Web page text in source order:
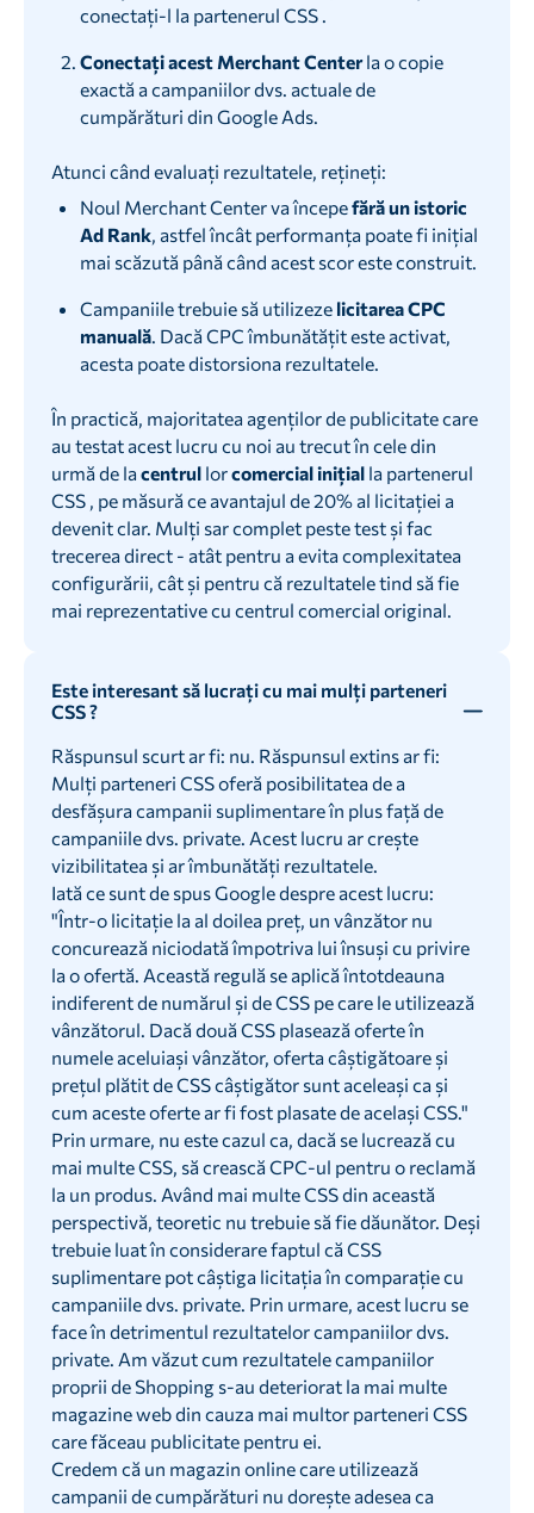
conectați-l la partenerul CSS .
Conectați acest Merchant Centerla o copie
exactă a campaniilor dvs. actuale de
cumpărături din Google Ads.
Atunci când evaluați rezultatele, rețineți:
Noul Merchant Center va începefără un istoric
Ad Rank, astfel încât performanța poate fi inițial
mai scăzută până când acest scor este construit.
Campaniile trebuie să utilizeze licitarea CPC
manuală. Dacă CPC îmbunătățit este activat,
acesta poate distorsiona rezultatele.
În practică, majoritatea agenților de publicitate care
au testat acest lucru cu noi au trecut în cele din
urmă de lacentrul lorcomercial inițial la partenerul
CSS , pe măsură ce avantajul de 20% al licitației a
devenit clar. Mulți sar complet peste test și fac
trecerea direct - atât pentru a evita complexitatea
configurării, cât și pentru că rezultatele tind să fie
mai reprezentative cu centrul comercial original.
Este interesant să lucrați cu mai mulți parteneri
CSS ?
Răspunsul scurt ar fi: nu. Răspunsul extins ar fi:
Mulți parteneri CSS oferă posibilitatea de a
desfășura campanii suplimentare în plus față de
campaniile dvs. private. Acest lucru ar crește
vizibilitatea și ar îmbunătăți rezultatele.
Iată ce sunt de spus Google despre acest lucru:
"Într-o licitație la al doilea preț, un vânzător nu
concurează niciodată împotriva lui însuși cu privire
la o ofertă. Această regulă se aplică întotdeauna
indiferent de numărul și de CSS pe care le utilizează
vânzătorul. Dacă două CSS plasează oferte în
numele aceluiași vânzător, oferta câștigătoare și
prețul plătit de CSS câștigător sunt aceleași ca și
cum aceste oferte ar fi fost plasate de același CSS."
Prin urmare, nu este cazul ca, dacă se lucrează cu
mai multe CSS, să crească CPC-ul pentru o reclamă
la un produs. Având mai multe CSS din această
perspectivă, teoretic nu trebuie să fie dăunător. Deși
trebuie luat în considerare faptul că CSS
suplimentare pot câștiga licitația în comparație cu
campaniile dvs. private. Prin urmare, acest lucru se
face în detrimentul rezultatelor campaniilor dvs.
private. Am văzut cum rezultatele campaniilor
proprii de Shopping s-au deteriorat la mai multe
magazine web din cauza mai multor parteneri CSS
care făceau publicitate pentru ei.
Credem că un magazin online care utilizează
campanii de cumpărături nu dorește adesea ca